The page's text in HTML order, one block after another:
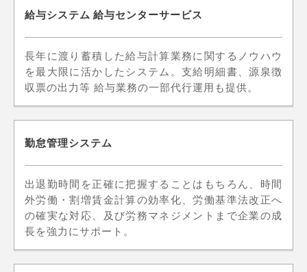
給与システム 給与センターサービス
長年に渡り蓄積した給与計算業務に関するノウハウ
を最大限に活かしたシステム。支給明細書、源泉徴
収票の出力等 給与業務の一部代行運用も提供。
勤怠管理システム
出退勤時間を正確に把握することはもちろん、時間
外労働・割増賃金計算の効率化、労働基準法改正へ
の確実な対応、及び労務マネジメントまで企業の成
長を強力にサポート。